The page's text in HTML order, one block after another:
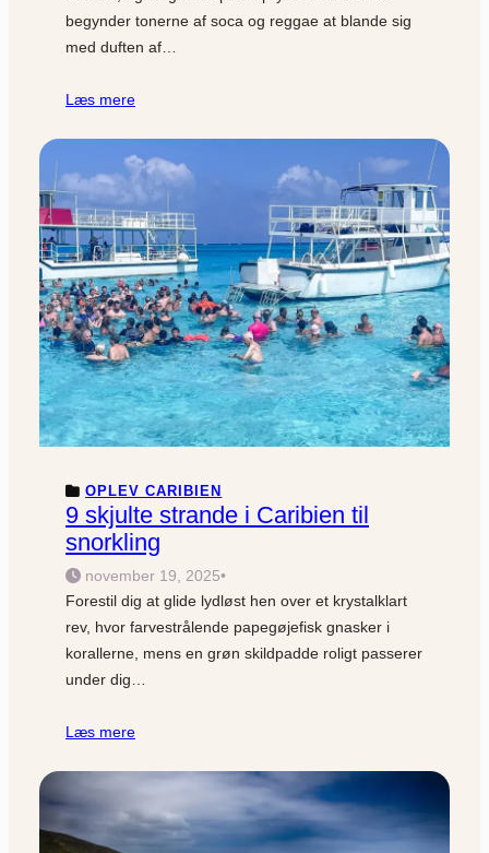
begynder tonerne af soca og reggae at blande sig
med duften af…
Læs mere
OPLEV CARIBIEN
9 skjulte strande i Caribien til
snorkling
november 19, 2025•
Forestil dig at glide lydløst hen over et krystalklart
rev, hvor farvestrålende papegøjefisk gnasker i
korallerne, mens en grøn skildpadde roligt passerer
under dig…
Læs mere